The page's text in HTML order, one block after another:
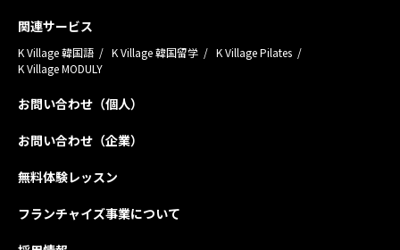
関連サービス
K Village 韓国語 K Village 韓国留学
K Village Pilates
K Village MODULY
お問い合わせ（個人）
お問い合わせ（企業）
無料体験レッスン
フランチャイズ事業について